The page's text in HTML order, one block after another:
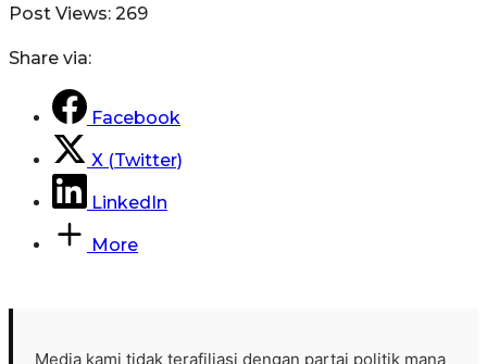
Post Views: 269
Share via:
Facebook
X (Twitter)
LinkedIn
More
Media kami tidak terafiliasi dengan partai politik mana